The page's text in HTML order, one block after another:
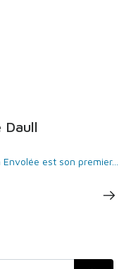
Daull
est son premier...